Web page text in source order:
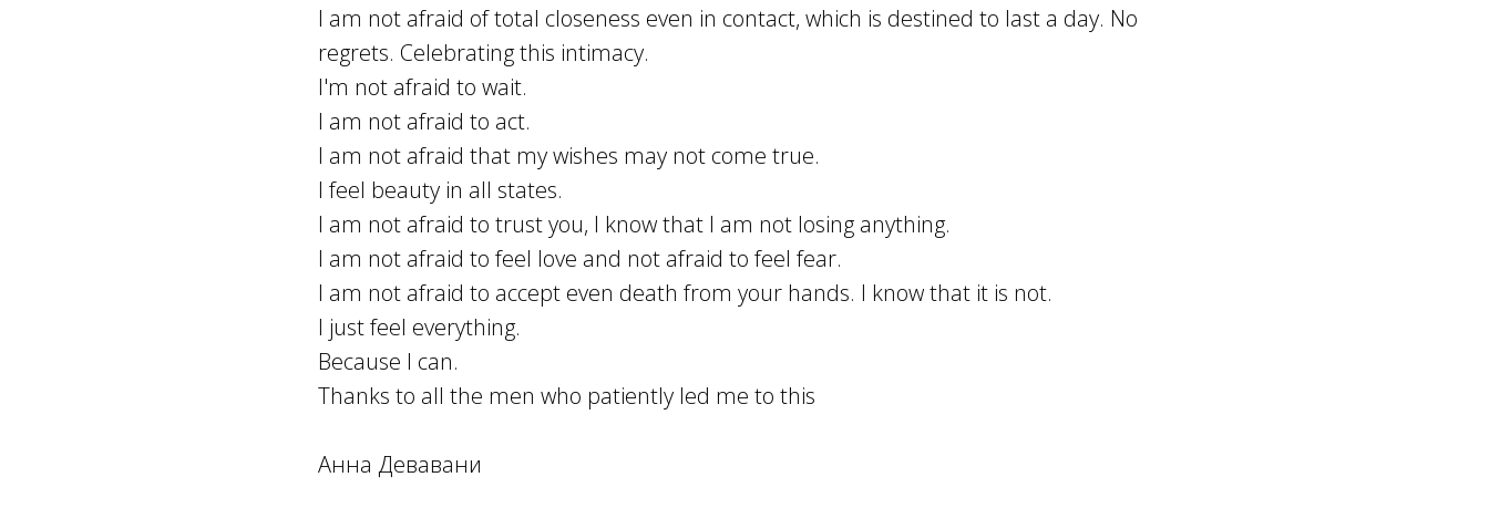
I am not afraid of total closeness even in contact, which is destined to last a day. No
regrets. Celebrating this intimacy.
I'm not afraid to wait.
I am not afraid to act.
I am not afraid that my wishes may not come true.
I feel beauty in all states.
I am not afraid to trust you, I know that I am not losing anything.
I am not afraid to feel love and not afraid to feel fear.
I am not afraid to accept even death from your hands. I know that it is not.
I just feel everything.
Because I can.
Thanks to all the men who patiently led me to this
Анна Девавани